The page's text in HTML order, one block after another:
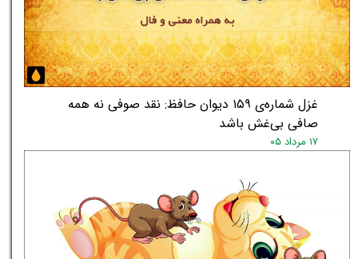
غزل شماره‌ی ۱۵۹ دیوان حافظ: نقد صوفی نه همه
صافی بی‌غش باشد
۱۷ مرداد ۰۵